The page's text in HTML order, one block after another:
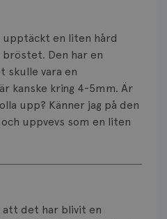
upptäckt en liten hård
Den har en
skulle vara en
kanske kring 4-5mm. Är
upp? Känner jag på den
uppvevs som en liten
det har blivit en